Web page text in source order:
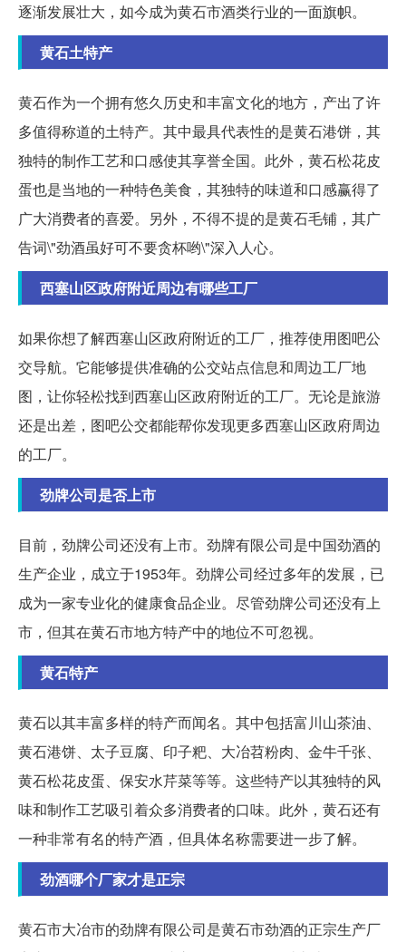
逐渐发展壮大，如今成为黄石市酒类行业的一面旗帜。
黄石土特产
黄石作为一个拥有悠久历史和丰富文化的地方，产出了许
多值得称道的土特产。其中最具代表性的是黄石港饼，其
独特的制作工艺和口感使其享誉全国。此外，黄石松花皮
蛋也是当地的一种特色美食，其独特的味道和口感赢得了
广大消费者的喜爱。另外，不得不提的是黄石毛铺，其广
告词\"劲酒虽好可不要贪杯哟\"深入人心。
西塞山区政府附近周边有哪些工厂
如果你想了解西塞山区政府附近的工厂，推荐使用图吧公
交导航。它能够提供准确的公交站点信息和周边工厂地
图，让你轻松找到西塞山区政府附近的工厂。无论是旅游
还是出差，图吧公交都能帮你发现更多西塞山区政府周边
的工厂。
劲牌公司是否上市
目前，劲牌公司还没有上市。劲牌有限公司是中国劲酒的
生产企业，成立于1953年。劲牌公司经过多年的发展，已
成为一家专业化的健康食品企业。尽管劲牌公司还没有上
市，但其在黄石市地方特产中的地位不可忽视。
黄石特产
黄石以其丰富多样的特产而闻名。其中包括富川山茶油、
黄石港饼、太子豆腐、印子粑、大冶苕粉肉、金牛千张、
黄石松花皮蛋、保安水芹菜等等。这些特产以其独特的风
味和制作工艺吸引着众多消费者的口味。此外，黄石还有
一种非常有名的特产酒，但具体名称需要进一步了解。
劲酒哪个厂家才是正宗
黄石市大冶市的劲牌有限公司是黄石市劲酒的正宗生产厂